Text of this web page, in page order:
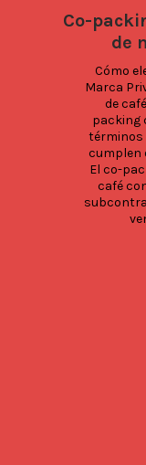
Co-
de
Cómo
Marca
de
packing
términos
cumplen
El co-
café